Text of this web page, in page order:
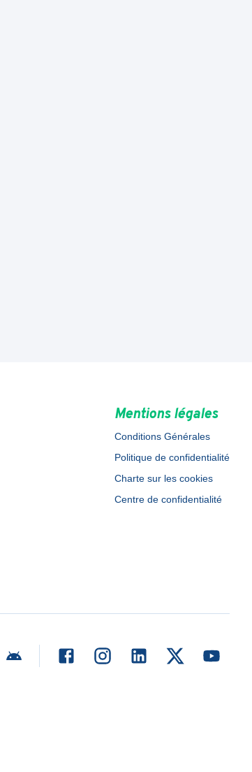
Mentions légales
Conditions Générales
Politique de confidentialité
Charte sur les cookies
Centre de confidentialité